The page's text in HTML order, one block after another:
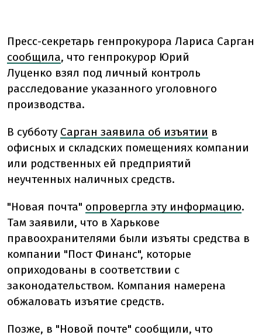
Пресс-секретарь генпрокурора Лариса Сарган
сообщила, что генпрокурор Юрий
Луценко взял под личный контроль
расследование указанного уголовного
производства.
В субботу Сарган заявила об изъятии в
офисных и складских помещениях компании
или родственных ей предприятий
неучтенных наличных средств.
"Новая почта" опровергла эту информацию.
Там заявили, что в Харькове
правоохранителями были изъяты средства в
компании "Пост Финанс", которые
оприходованы в соответствии с
законодательством. Компания намерена
обжаловать изъятие средств.
Позже, в "Новой почте" сообщили, что